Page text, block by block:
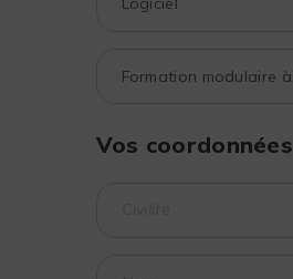
Vos coordonnées